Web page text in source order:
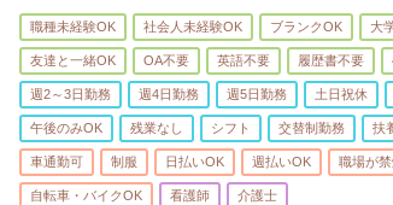
職種未経験OK 社会人未経験OK ブランクOK 大
友達と一緒OK OA不要 英語不要 履歴書不要
週2～3日勤務 週4日勤務 週5日勤務 土日祝休
午後のみOK 残業なし シフト 交替制勤務 扶
車通勤可 制服 日払いOK 週払いOK 職場が
自転車・バイクOK 看護師 介護士